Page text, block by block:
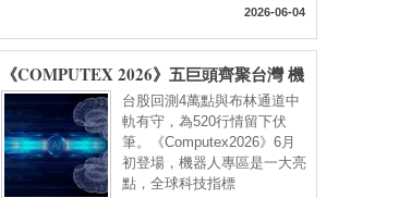
2026-06-04
《COMPUTEX 2026》五巨頭齊聚台灣 機
器人大軍向前衝
台股回測4萬點與布林通道中
軌有守，為520行情留下伏
筆。《Computex2026》6月
初登場，機器人專區是一大亮
點，全球科技指標